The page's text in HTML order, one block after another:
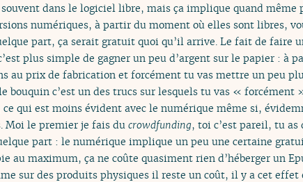
souvent dans le logiciel libre, mais ça implique quand même
numériques, à partir du moment où elles sont libres,
part, ça serait gratuit quoi qu’il arrive. Le fait de faire
plus simple de gagner un peu d’argent sur le papier : à
au prix de fabrication et forcément tu vas mettre un peu
bouquin c’est un des trucs sur lesquels tu vas «
qui est moins évident avec le numérique même si,
Moi le premier je fais du crowdfunding, toi c’est pareil, tu
part : le numérique implique un peu une certaine
au maximum, ça ne coûte quasiment rien d’héberger un
sur des produits physiques il reste un coût, il y a cet effet